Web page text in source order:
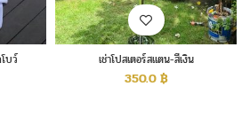
บว์ เช่าโปสเตอร์สแตน-สีเงิน
350.0฿